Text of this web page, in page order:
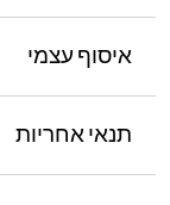
איסוף עצמי
תנאי אחריות